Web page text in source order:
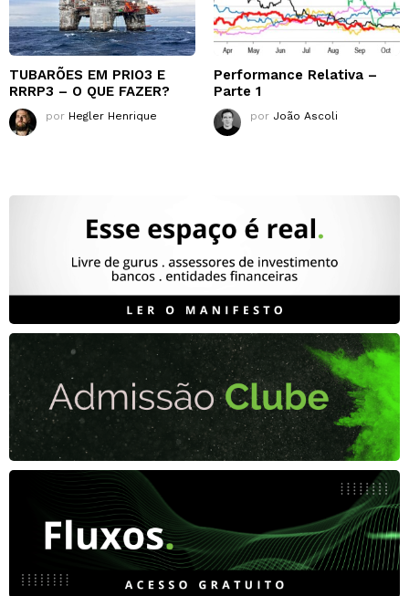
TUBARÕES EM PRIO3 E
RRRP3 – O QUE FAZER?
por Hegler Henrique
Performance Relativa –
Parte 1
por João Ascoli